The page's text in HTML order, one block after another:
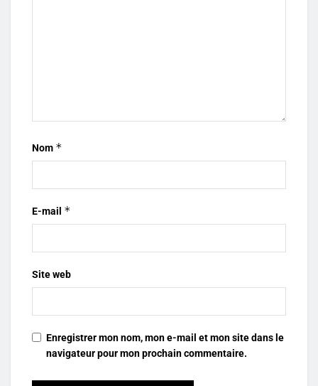
Nom *
E-mail *
Site web
Enregistrer mon nom, mon e-mail et mon site dans le
navigateur pour mon prochain commentaire.